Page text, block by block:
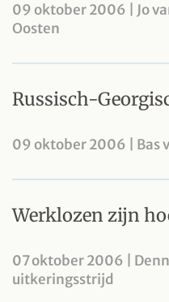
09 oktober 2006 | Jo
Oosten
Russisch-
09 oktober 2006 | Bas
Werklozen zijn
07 oktober 2006 |
uitkeringsstrijd